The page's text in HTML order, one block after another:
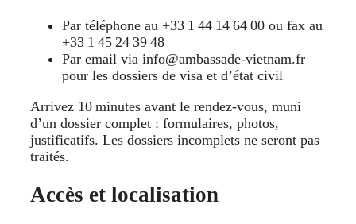
Par téléphone au +33 1 44 14 64 00 ou fax au
+33 1 45 24 39 48
Par email via info@ambassade-vietnam.fr
pour les dossiers de visa et d’état civil
Arrivez 10 minutes avant le rendez-vous, muni
d’un dossier complet : formulaires, photos,
justificatifs. Les dossiers incomplets ne seront pas
traités.
Accès et localisation